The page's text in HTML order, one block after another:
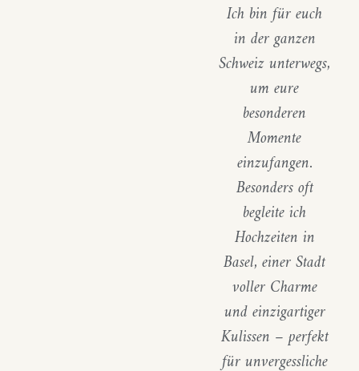
Ich bin für euch
in der ganzen
Schweiz unterwegs,
um eure
besonderen
Momente
einzufangen.
Besonders oft
begleite ich
Hochzeiten in
Basel, einer Stadt
voller Charme
und einzigartiger
Kulissen – perfekt
für unvergessliche